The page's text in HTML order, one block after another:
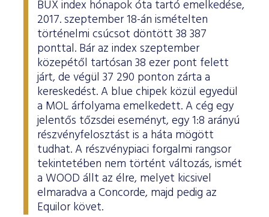
BUX index hónapok óta tartó emelkedése,
2017. szeptember 18-án ismételten
történelmi csúcsot döntött 38 387
ponttal. Bár az index szeptember
közepétől tartósan 38 ezer pont felett
járt, de végül 37 290 ponton zárta a
kereskedést. A blue chipek közül egyedül
a MOL árfolyama emelkedett. A cég egy
jelentős tőzsdei eseményt, egy 1:8 arányú
részvényfelosztást is a háta mögött
tudhat. A részvénypiaci forgalmi rangsor
tekintetében nem történt változás, ismét
a WOOD állt az élre, melyet kicsivel
elmaradva a Concorde, majd pedig az
Equilor követ.